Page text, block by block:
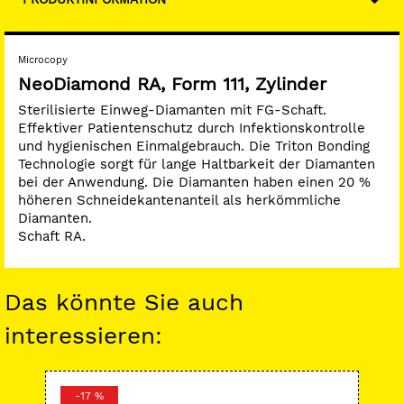
Microcopy
NeoDiamond RA, Form 111, Zylinder
Sterilisierte Einweg-Diamanten mit FG-Schaft.
Effektiver Patientenschutz durch Infektionskontrolle
und hygienischen Einmalgebrauch. Die Triton Bonding
Technologie sorgt für lange Haltbarkeit der Diamanten
bei der Anwendung. Die Diamanten haben einen 20 %
höheren Schneidekantenanteil als herkömmliche
Diamanten.
Schaft RA.
Das könnte Sie auch
interessieren:
-17 %